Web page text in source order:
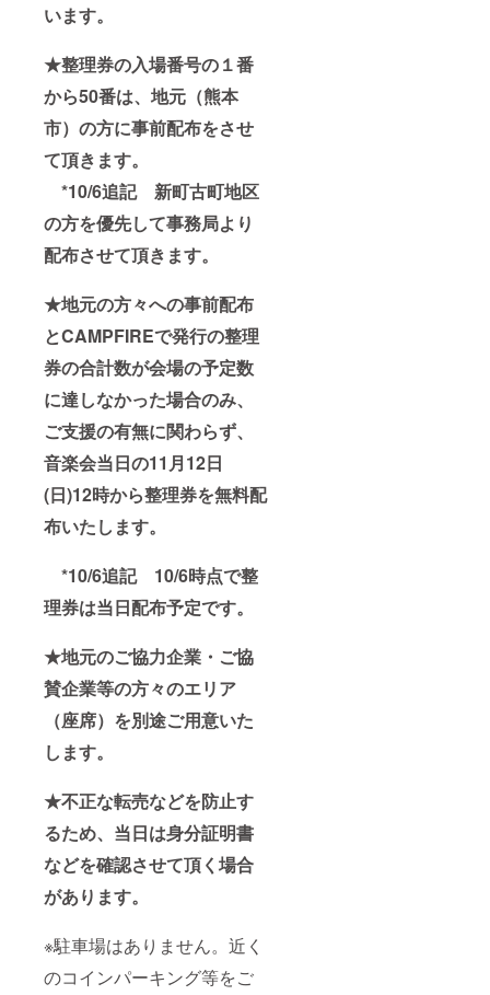
います。
★整理券の入場番号の１番
から50番は、地元（熊本
市）の方に事前配布をさせ
て頂きます。
*10/6追記 新町古町地区
の方を優先して事務局より
配布させて頂きます。
★地元の方々への事前配布
とCAMPFIREで発行の整理
券の合計数が会場の予定数
に達しなかった場合のみ、
ご支援の有無に関わらず、
音楽会当日の11月12日
(日)12時から整理券を無料配
布いたします。
*10/6追記 10/6時点で整
理券は当日配布予定です。
★地元のご協力企業・ご協
賛企業等の方々のエリア
（座席）を別途ご用意いた
します。
★不正な転売などを防止す
るため、当日は身分証明書
などを確認させて頂く場合
があります。
※駐車場はありません。近く
のコインパーキング等をご